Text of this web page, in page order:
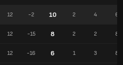
12 -2 10 2 4 6
12 -15 8 2 2 8
12 -16 6 1 3 8